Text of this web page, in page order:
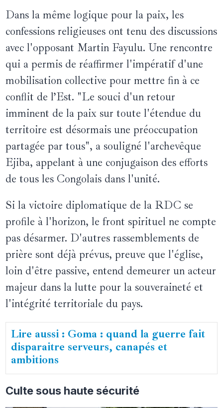
Dans la même logique pour la paix, les
confessions religieuses ont tenu des discussions
avec l'opposant Martin Fayulu. Une rencontre
qui a permis de réaffirmer l'impératif d'une
mobilisation collective pour mettre fin à ce
conflit de l’Est. "Le souci d'un retour
imminent de la paix sur toute l'étendue du
territoire est désormais une préoccupation
partagée par tous", a souligné l'archevêque
Ejiba, appelant à une conjugaison des efforts
de tous les Congolais dans l'unité.
Si la victoire diplomatique de la RDC se
profile à l'horizon, le front spirituel ne compte
pas désarmer. D'autres rassemblements de
prière sont déjà prévus, preuve que l'église,
loin d'être passive, entend demeurer un acteur
majeur dans la lutte pour la souveraineté et
l'intégrité territoriale du pays.
Lire aussi : Goma : quand la guerre fait
disparaitre serveurs, canapés et
ambitions
Culte sous haute sécurité